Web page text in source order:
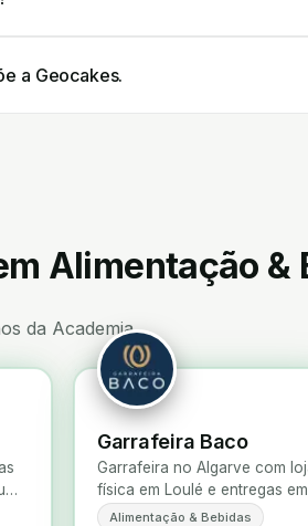
a Geocakes.
Alimentação &
da Academia.
Garrafeira Baco
Garrafeira no Algarve com
física em Loulé e entregas em
todo o país.
Alimentação & Bebidas